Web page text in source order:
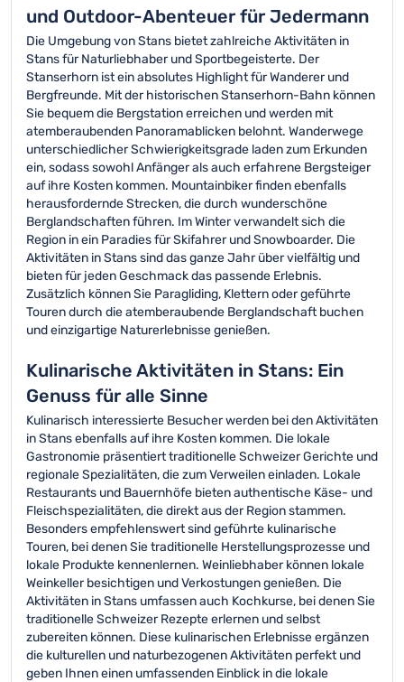
und Outdoor-Abenteuer für Jedermann
Die Umgebung von Stans bietet zahlreiche Aktivitäten in
Stans für Naturliebhaber und Sportbegeisterte. Der
Stanserhorn ist ein absolutes Highlight für Wanderer und
Bergfreunde. Mit der historischen Stanserhorn-Bahn können
Sie bequem die Bergstation erreichen und werden mit
atemberaubenden Panoramablicken belohnt. Wanderwege
unterschiedlicher Schwierigkeitsgrade laden zum Erkunden
ein, sodass sowohl Anfänger als auch erfahrene Bergsteiger
auf ihre Kosten kommen. Mountainbiker finden ebenfalls
herausfordernde Strecken, die durch wunderschöne
Berglandschaften führen. Im Winter verwandelt sich die
Region in ein Paradies für Skifahrer und Snowboarder. Die
Aktivitäten in Stans sind das ganze Jahr über vielfältig und
bieten für jeden Geschmack das passende Erlebnis.
Zusätzlich können Sie Paragliding, Klettern oder geführte
Touren durch die atemberaubende Berglandschaft buchen
und einzigartige Naturerlebnisse genießen.
Kulinarische Aktivitäten in Stans: Ein
Genuss für alle Sinne
Kulinarisch interessierte Besucher werden bei den Aktivitäten
in Stans ebenfalls auf ihre Kosten kommen. Die lokale
Gastronomie präsentiert traditionelle Schweizer Gerichte und
regionale Spezialitäten, die zum Verweilen einladen. Lokale
Restaurants und Bauernhöfe bieten authentische Käse- und
Fleischspezialitäten, die direkt aus der Region stammen.
Besonders empfehlenswert sind geführte kulinarische
Touren, bei denen Sie traditionelle Herstellungsprozesse und
lokale Produkte kennenlernen. Weinliebhaber können lokale
Weinkeller besichtigen und Verkostungen genießen. Die
Aktivitäten in Stans umfassen auch Kochkurse, bei denen Sie
traditionelle Schweizer Rezepte erlernen und selbst
zubereiten können. Diese kulinarischen Erlebnisse ergänzen
die kulturellen und naturbezogenen Aktivitäten perfekt und
geben Ihnen einen umfassenden Einblick in die lokale